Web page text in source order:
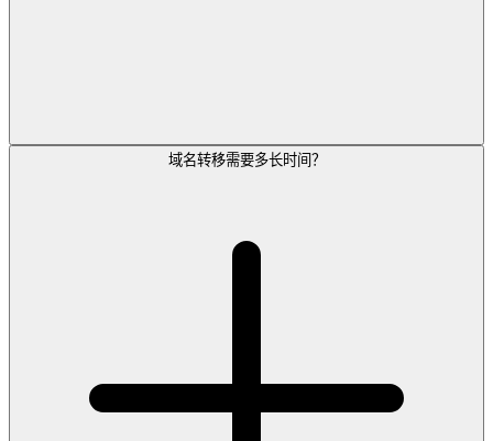
域名转移需要多长时间？